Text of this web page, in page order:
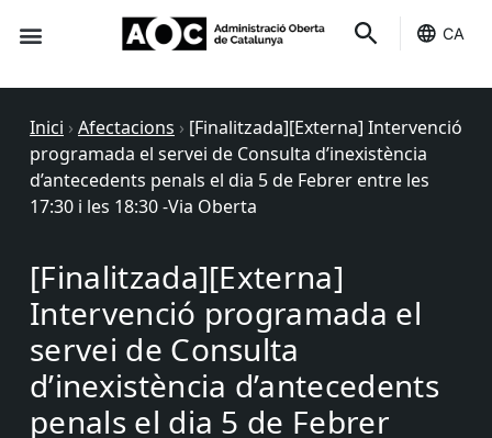
CA
Inici › Afectacions › [Finalitzada][Externa] Intervenció
programada el servei de Consulta d’inexistència
d’antecedents penals el dia 5 de Febrer entre les
17:30 i les 18:30 -Via Oberta
[Finalitzada][Externa]
Intervenció programada el
servei de Consulta
d’inexistència d’antecedents
penals el dia 5 de Febrer